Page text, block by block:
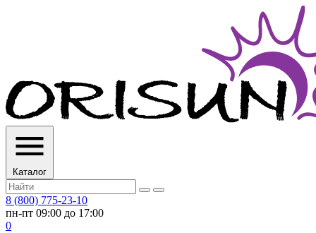
Каталог
8 (800) 775-23-10
пн-пт 09:00 до 17:00
0